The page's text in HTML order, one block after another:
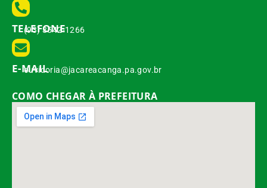
TELEFONE
(93) 3542-1266
E-MAIL
ouvidoria@jacareacanga.pa.gov.br
COMO CHEGAR À PREFEITURA